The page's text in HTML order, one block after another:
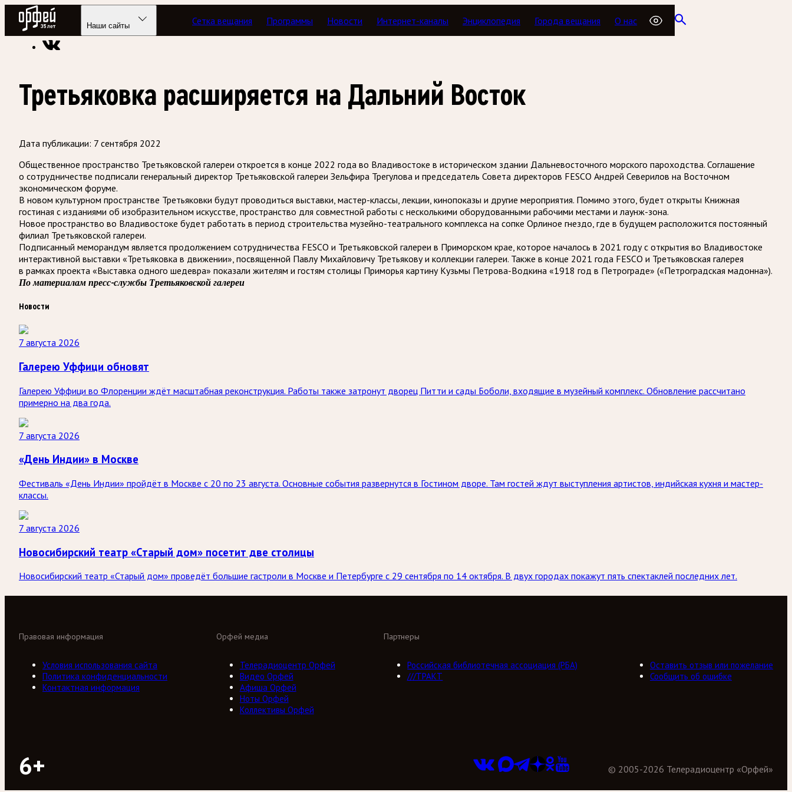
Радио Орфей
Наши сайты Сетка вещания Программы Новости Интернет-каналы Энциклопедия Города вещания О нас
Радио классической музыки «Орфей» Новости
Третьяковка расширяется на Дальний Восток
Дата публикации: 7 сентября 2022
Общественное пространство Третьяковской галереи откроется в конце 2022 года во Владивостоке в историческом здании Дальневосточного морского пароходства. Соглашение
о сотрудничестве подписали генеральный директор Третьяковской галереи Зельфира Трегулова и председатель Совета директоров FESCO Андрей Северилов на Восточном
экономическом форуме.
В новом культурном пространстве Третьяковки будут проводиться выставки, мастер-классы, лекции, кинопоказы и другие мероприятия. Помимо этого, будет открыты Книжная
гостиная с изданиями об изобразительном искусстве, пространство для совместной работы с несколькими оборудованными рабочими местами и лаунж-зона.
Новое пространство во Владивостоке будет работать в период строительства музейно-театрального комплекса на сопке Орлиное гнездо, где в будущем расположится постоянный
филиал Третьяковской галереи.
Подписанный меморандум является продолжением сотрудничества FESCO и Третьяковской галереи в Приморском крае, которое началось в 2021 году с открытия во Владивостоке
интерактивной выставки «Третьяковка в движении», посвященной Павлу Михайловичу Третьякову и коллекции галереи. Также в конце 2021 года FESCO и Третьяковская галерея
в рамках проекта «Выставка одного шедевра» показали жителям и гостям столицы Приморья картину Кузьмы Петрова-Водкина «1918 год в Петрограде» («Петроградская мадонна»).
По материалам пресс-службы Третьяковской галереи
Новости
7 августа 2026
Галерею Уффици обновят
Галерею Уффици во Флоренции ждёт масштабная реконструкция. Работы также затронут дворец Питти и сады Боболи, входящие в музейный комплекс. Обновление рассчитано
примерно на два года.
7 августа 2026
«День Индии» в Москве
Фестиваль «День Индии» пройдёт в Москве с 20 по 23 августа. Основные события развернутся в Гостином дворе. Там гостей ждут выступления артистов, индийская кухня и мастер-
классы.
7 августа 2026
Новосибирский театр «Старый дом» посетит две столицы
Новосибирский театр «Старый дом» проведёт большие гастроли в Москве и Петербурге с 29 сентября по 14 октября. В двух городах покажут пять спектаклей последних лет.
Орфей медиа
Телерадиоцентр Орфей
Видео Орфей
Афиша Орфей
Ноты Орфей
Коллективы Орфей
Партнеры
Российская библиотечная ассоциация (РБА)
///ТРАКТ
Правовая информация
Условия использования сайта
Политика конфиденциальности
Контактная информация
Оставить отзыв или пожелание
Сообщить об ошибке
6+ © 2005-2026 Телерадиоцентр «Орфей»